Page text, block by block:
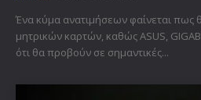
Ένα κύμα ανατιμήσεων φαίνεται πως
μητρικών καρτών, καθώς ASUS,
ότι θα προβούν σε σημαντικές...